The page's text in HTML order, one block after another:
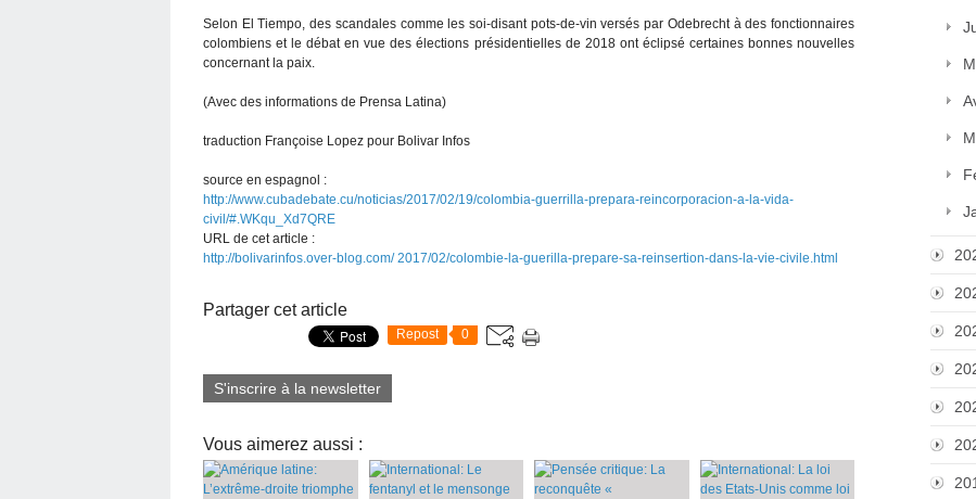
Selon El Tiempo, des scandales comme les soi-disant pots-de-vin versés par Odebrecht à des fonctionnaires
colombiens et le débat en vue des élections présidentielles de 2018 ont éclipsé certaines bonnes nouvelles
concernant la paix.
(Avec des informations de Prensa Latina)
traduction Françoise Lopez pour Bolivar Infos
source en espagnol :
http://www.cubadebate.cu/noticias/2017/02/19/colombia-guerrilla-prepara-reincorporacion-a-la-vida-
civil/#.WKqu_Xd7QRE
URL de cet article :
http://bolivarinfos.over-blog.com/ 2017/02/colombie-la-guerilla-prepare-sa-reinsertion-dans-la-vie-civile.html
Partager cet article
Repost 0
S'inscrire à la newsletter
Vous aimerez aussi :